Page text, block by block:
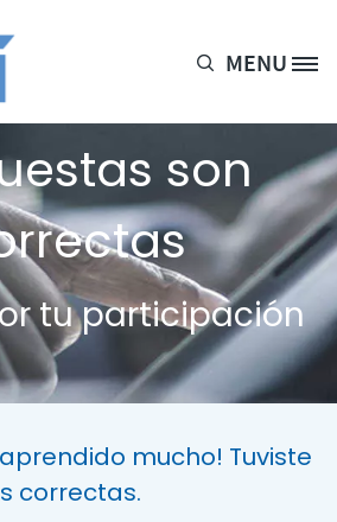
MENU
cada 5
son
tu participación
aprendido mucho! Tuviste
correctas.